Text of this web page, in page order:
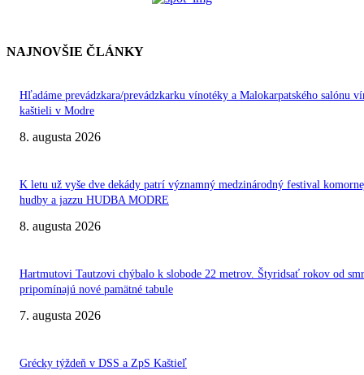
NAJNOVŠIE ČLÁNKY
Hľadáme prevádzkara/prevádzkarku vínotéky a Malokarpatského salónu
kaštieli v Modre
8. augusta 2026
K letu už vyše dve dekády patrí významný medzinárodný festival
hudby a jazzu HUDBA MODRE
8. augusta 2026
Hartmutovi Tautzovi chýbalo k slobode 22 metrov. Štyridsať rokov od
pripomínajú nové pamätné tabule
7. augusta 2026
Grécky týždeň v DSS a ZpS Kaštieľ